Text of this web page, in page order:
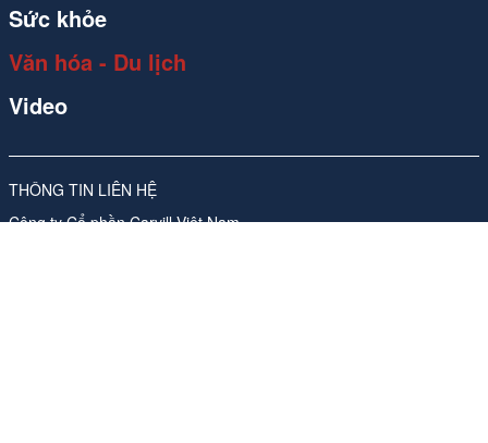
THÔNG TIN LIÊN HỆ
Công ty Cổ phần Carvill Việt Nam
Sức khỏe
Văn hóa - Du lịch
Video